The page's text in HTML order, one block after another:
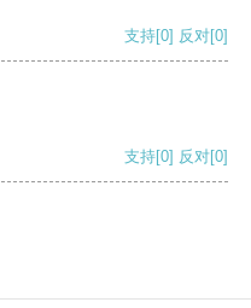
支持[0] 反对[0]
支持[0] 反对[0]